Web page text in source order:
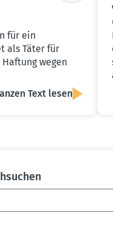
für ein
als Täter für
wegen
Text lesen